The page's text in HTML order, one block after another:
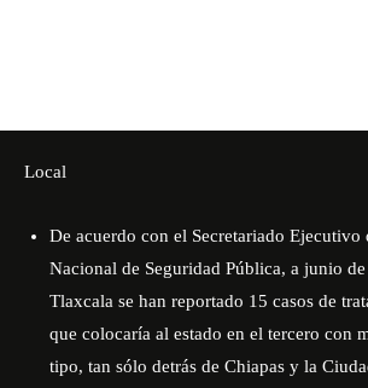
Local
De acuerdo con el Secretariado Ejecutivo
Nacional de Seguridad Pública, a junio de
Tlaxcala se han reportado 15 casos de
que colocaría al estado en el tercero con
tipo, tan sólo detrás de Chiapas y la